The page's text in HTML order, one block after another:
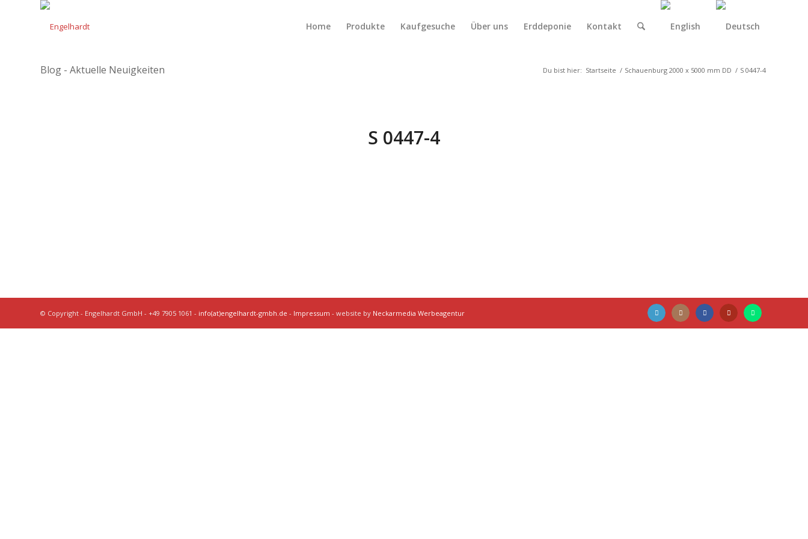
Home Produkte Kaufgesuche Über uns Erddeponie Kontakt
Blog - Aktuelle Neuigkeiten Du bist hier: Startseite / Schauenburg 2000 x 5000 mm DD / S 0447-4
S 0447-4
© Copyright - Engelhardt GmbH - +49 7905 1061 - info(at)engelhardt-gmbh.de - Impressum - website by Neckarmedia Werbeagentur